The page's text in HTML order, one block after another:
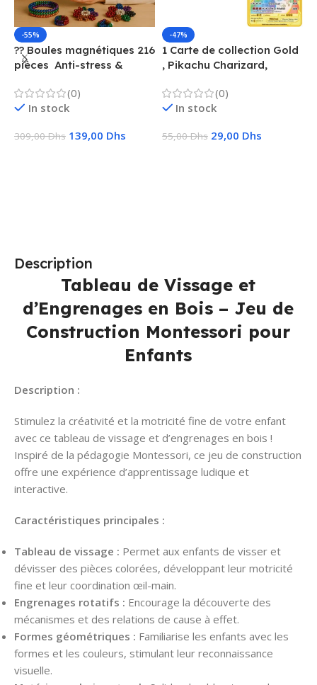
-55%
?? Boules magnétiques 216
pièces  Anti-stress &
(0)
In stock
309,00Dhs 139,00 Dhs
-47%
1 Carte de collection Gold
, Pikachu Charizard,
(0)
In stock
55,00Dhs 29,00 Dhs
Description
Tableau de Vissage et
d’Engrenages en Bois – Jeu de
Construction Montessori pour
Enfants
Description :
Stimulez la créativité et la motricité fine de votre enfant
avec ce tableau de vissage et d’engrenages en bois !
Inspiré de la pédagogie Montessori, ce jeu de construction
offre une expérience d’apprentissage ludique et
interactive.
Caractéristiques principales :
Tableau de vissage : Permet aux enfants de visser et
dévisser des pièces colorées, développant leur motricité
fine et leur coordination œil-main.
Engrenages rotatifs : Encourage la découverte des
mécanismes et des relations de cause à effet.
Formes géométriques : Familiarise les enfants avec les
formes et les couleurs, stimulant leur reconnaissance
visuelle.